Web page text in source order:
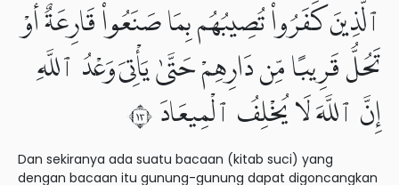
ٱلَّذِينَ كَفَرُوا۟ تُصِيبُهُم بِمَا صَنَعُوا۟ قَارِعَةٌ أَوْ
تَحُلُّ قَرِيبًا مِّن دَارِهِمْ حَتَّىٰ يَأْتِىَ وَعْدُ ٱللَّهِ
إِنَّ ٱللَّهَ لَا يُخْلِفُ ٱلْمِيعَادَ ٣١
Dan sekiranya ada suatu bacaan (kitab suci) yang
dengan bacaan itu gunung-gunung dapat digoncangkan